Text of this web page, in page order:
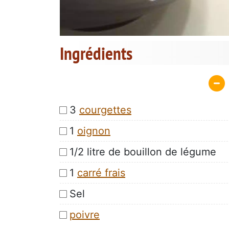
Ingrédients
3 courgettes
1 oignon
1/2 litre de bouillon de légume
1 carré frais
Sel
poivre